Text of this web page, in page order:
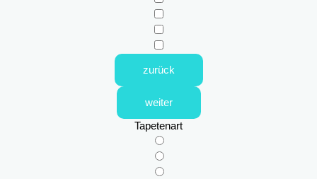
zurück
weiter
Tapetenart